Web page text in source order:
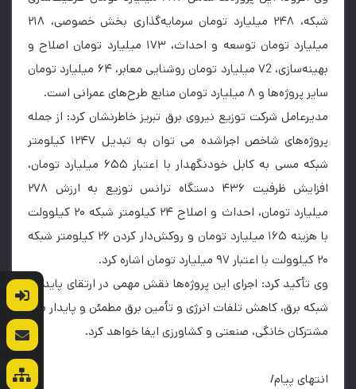
شبکه، ۲۴۸ میلیارد تومان سرمایه‌گذاری بخش خصوصی، ۲۱۸
میلیارد تومان توسعه و احداث، ۱۷۳ میلیارد تومان اصلاح و
بهینه‌سازی، ۷2 میلیارد تومان روشنایی معابر، ۶۴ میلیارد تومان
سایر پروژه‌ها و ۸ میلیارد تومان منابع طرح‌های عمرانی است.
مدیرعامل شرکت توزیع نیروی برق تبریز خاطرنشان کرد: از جمله
پروژه‌های شاخص اجراشده می توان به تبدیل ۱۲۴۷ کیلومتر
شبکه مسی به کابل خودنگهدار با اعتبار ۶۵۵ میلیارد تومان،
افزایش ظرفیت ۴۳۶ دستگاه ترانس توزیع به ارزش ۲۷۸
میلیارد تومان، احداث و اصلاح ۲۴ کیلومتر شبکه ۲۰ کیلوولت
با هزینه ۱۶۵ میلیارد تومان و روکش‌دار کردن ۲۶ کیلومتر شبکه
۲۰ کیلوولت با اعتبار ۹۷ میلیارد تومان اشاره کرد.
وی تأکید کرد: اجرای این پروژه‌ها نقش مهمی در ارتقای پایداری
شبکه برق، کاهش تلفات انرژی و تأمین برق مطمئن و پایدار برای
مشترکان خانگی، صنعتی و کشاورزی ایفا خواهد کرد.
انتهای پیام/